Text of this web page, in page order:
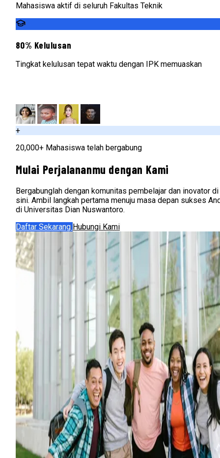
Mahasiswa aktif di seluruh Fakultas Teknik
80% Kelulusan
Tingkat kelulusan tepat waktu dengan IPK memuaskan
+
20,000+ Mahasiswa telah bergabung
Mulai Perjalananmu dengan Kami
Bergabunglah dengan komunitas pembelajar dan inovator di
sini. Ambil langkah pertama menuju masa depan sukses
di Universitas Dian Nuswantoro.
Daftar Sekarang Hubungi Kami